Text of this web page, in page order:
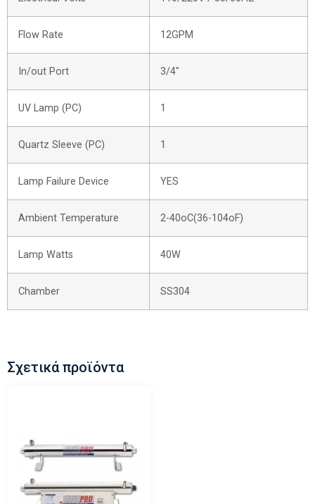
Flow Rate 12GPM
In/out Port 3/4″
UV Lamp (PC) 1
Quartz Sleeve (PC) 1
Lamp Failure Device YES
Ambient Temperature 2-40oC(36-104oF)
Lamp Watts 40W
Chamber SS304
Σχετικά προϊόντα